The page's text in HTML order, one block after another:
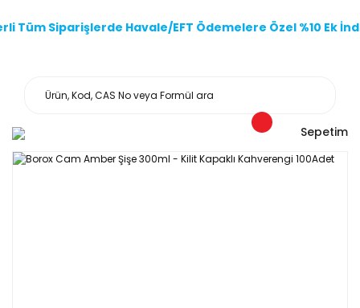
Tüm Siparişlerde Havale/EFT Ödemelere Özel %10 Ek
Sepetim